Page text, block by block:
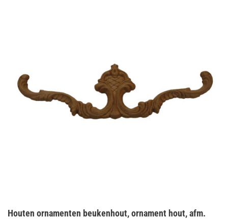
Houten ornamenten beukenhout, ornament hout, afm.